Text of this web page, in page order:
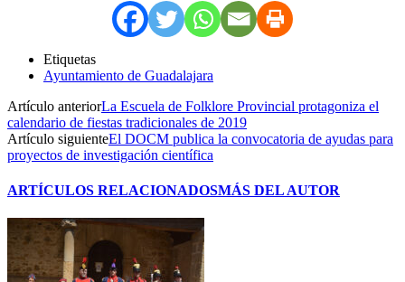
Etiquetas
Ayuntamiento de Guadalajara
Artículo anteriorLa Escuela de Folklore Provincial protagoniza el
calendario de fiestas tradicionales de 2019
Artículo siguienteEl DOCM publica la convocatoria de ayudas para
proyectos de investigación científica
ARTÍCULOS RELACIONADOSMÁS DEL AUTOR